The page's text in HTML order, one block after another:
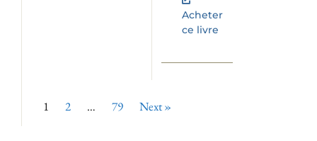
Acheter
ce livre
1 2 … 79 Next »